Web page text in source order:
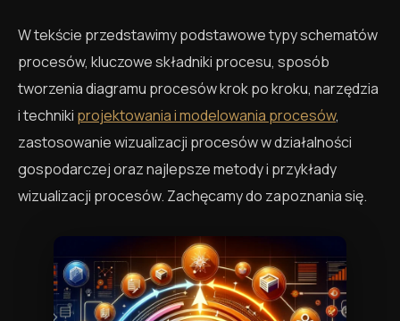
W tekście przedstawimy podstawowe typy schematów
procesów, kluczowe składniki procesu, sposób
tworzenia diagramu procesów krok po kroku, narzędzia
i techniki projektowania i modelowania procesów,
zastosowanie wizualizacji procesów w działalności
gospodarczej oraz najlepsze metody i przykłady
wizualizacji procesów. Zachęcamy do zapoznania się.